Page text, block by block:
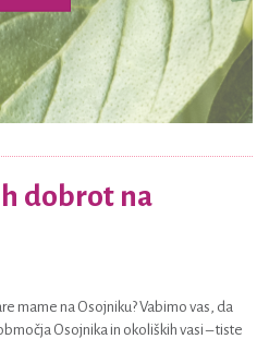
dobrot na
mame na Osojniku? Vabimo vas, da
Osojnika in okoliških vasi – tiste